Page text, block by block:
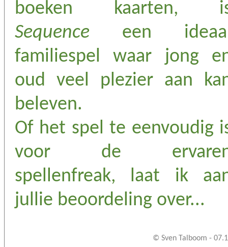
boeken kaarten,
Sequence een
familiespel waar jong
oud veel plezier aan
beleven.
Of het spel te eenvoudig
voor de
spellenfreak, laat ik
jullie beoordeling over...
© Sven Talboom -